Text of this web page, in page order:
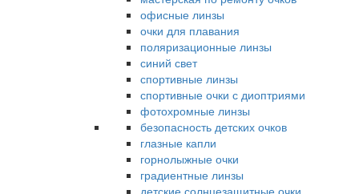
офисные линзы
очки для плавания
поляризационные линзы
синий свет
спортивные линзы
спортивные очки с диоптриями
фотохромные линзы
безопасность детских очков
глазные капли
горнолыжные очки
градиентные линзы